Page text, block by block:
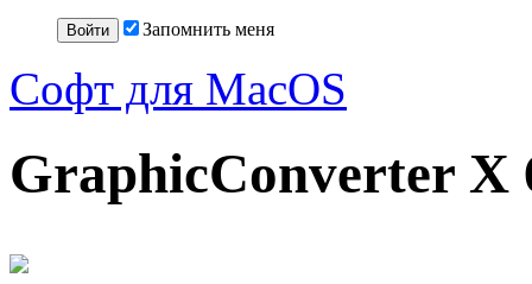
Запомнить меня
Софт для MacOS
GraphicConverter X